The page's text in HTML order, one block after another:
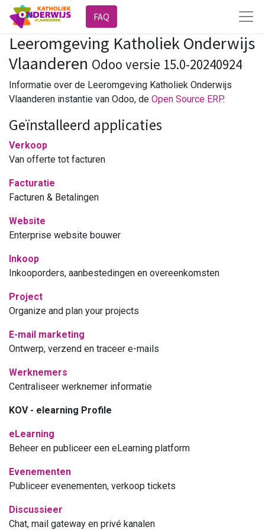
FAQ
Leeromgeving Katholiek Onderwijs
Vlaanderen Odoo versie 15.0-20240924
Informatie over de Leeromgeving Katholiek Onderwijs
Vlaanderen instantie van Odoo, de Open Source ERP.
Geïnstalleerd applicaties
Verkoop
Van offerte tot facturen
Facturatie
Facturen & Betalingen
Website
Enterprise website bouwer
Inkoop
Inkooporders, aanbestedingen en overeenkomsten
Project
Organize and plan your projects
E-mail marketing
Ontwerp, verzend en traceer e-mails
Werknemers
Centraliseer werknemer informatie
KOV - elearning Profile
eLearning
Beheer en publiceer een eLearning platform
Evenementen
Publiceer evenementen, verkoop tickets
Discussieer
Chat, mail gateway en privé kanalen